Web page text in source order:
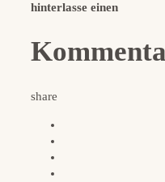
hinterlasse einen
share